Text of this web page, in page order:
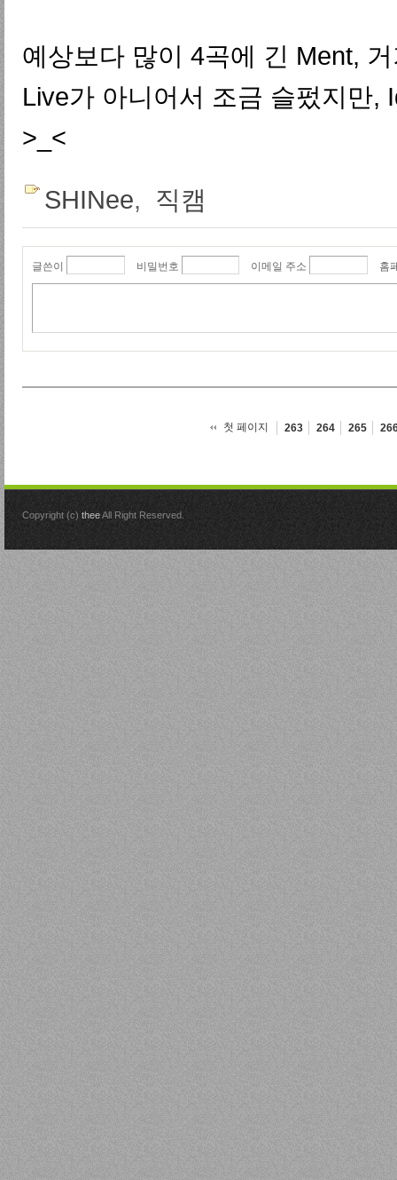
예상보다 많이 4곡에 긴 Ment,
Live가 아니어서 조금 슬펐지만,
>_<
SHINee, 직캠
글쓴이 비밀번호 이메일 주소 홈
첫 페이지 263 264 265
Copyright (c) theeAll Right Reserved.